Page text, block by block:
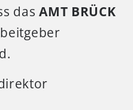
das AMT BRÜCK